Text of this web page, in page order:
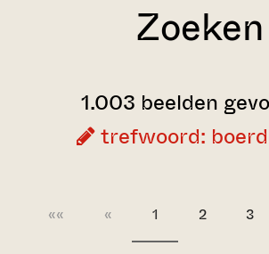
Zoeken
1.003 beelden
trefwoord:
«« « 1 2 3